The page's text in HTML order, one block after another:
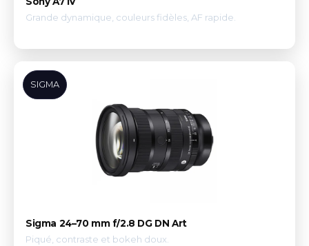
Grande dynamique, couleurs fidèles, AF rapide.
SIGMA
Sigma 24–70 mm f/2.8 DG DN Art
Piqué, contraste et bokeh doux.